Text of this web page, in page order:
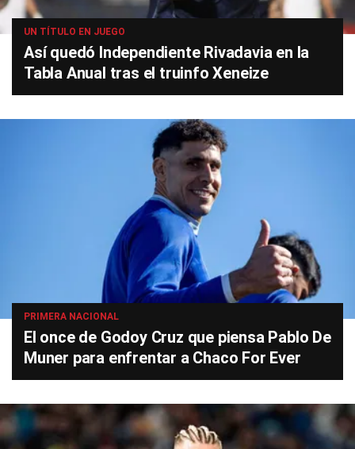
UN TÍTULO EN JUEGO
Así quedó Independiente Rivadavia en la
Tabla Anual tras el truinfo Xeneize
PRIMERA NACIONAL
El once de Godoy Cruz que piensa Pablo De
Muner para enfrentar a Chaco For Ever